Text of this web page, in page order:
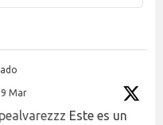
Mar
Este es un